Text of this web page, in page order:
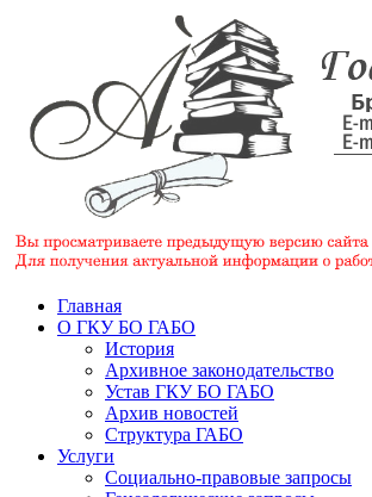
Главная
О ГКУ БО ГАБО
История
Архивное законодательство
Устав ГКУ БО ГАБО
Архив новостей
Структура ГАБО
Услуги
Социально-правовые запросы